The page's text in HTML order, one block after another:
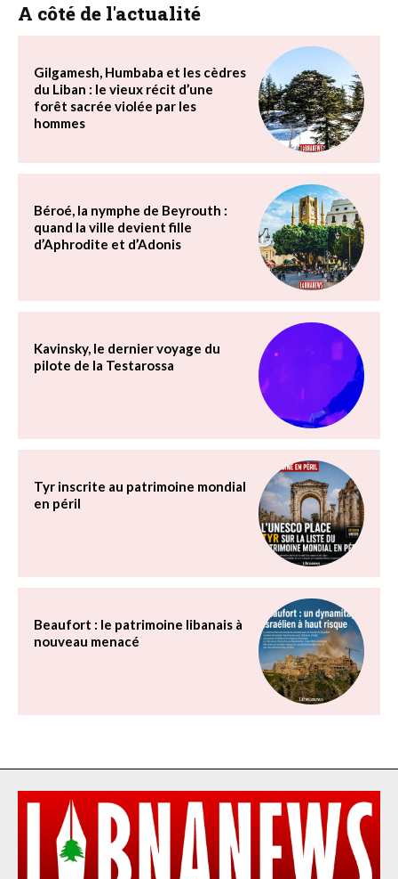
A côté de l'actualité
Gilgamesh, Humbaba et les cèdres
du Liban : le vieux récit d’une
forêt sacrée violée par les
hommes
Béroé, la nymphe de Beyrouth :
quand la ville devient fille
d’Aphrodite et d’Adonis
Kavinsky, le dernier voyage du
pilote de la Testarossa
Tyr inscrite au patrimoine mondial
en péril
Beaufort : le patrimoine libanais à
nouveau menacé